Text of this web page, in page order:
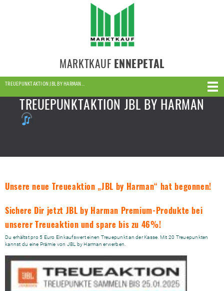
MARKTKAUF ENNEPETAL
TREUEPUNKTAKTION JBL BY HARMAN…
TREUEPUNKTAKTION JBL BY HARMAN
Unsere neue Treueaktion „JBL by Harman“ hat begonnen!
Sichere Dir jetzt JBL by Harman Premium-Produkte bei
unserer Treueaktion und spare bis zu 46%!
Du erhältst pro 5 Euro Einkaufswert einen Treuepunkt an der Kasse. Mit 20 Treuepunkten
kannst du eine Prämie von JBL by Harman erwerben.